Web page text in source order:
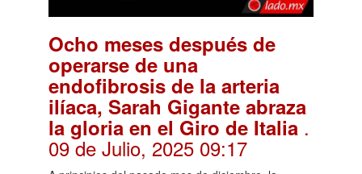
Ocho meses después de
operarse de una
endofibrosis de la arteria
ilíaca, Sarah Gigante abraza
la gloria en el Giro de Italia .
09 de Julio, 2025 09:17